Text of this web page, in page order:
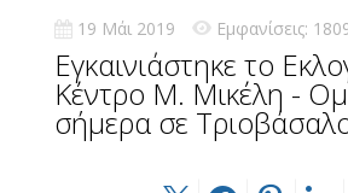
19 Μάι 2019 Εμφανίσεις:
Εγκαινιάστηκε το
Κέντρο Μ. Μικέλη -
σήμερα σε